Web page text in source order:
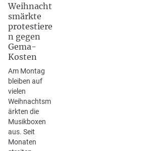
Weihnacht
smärkte
protestiere
n gegen
Gema-
Kosten
Am Montag
bleiben auf
vielen
Weihnachtsm
ärkten die
Musikboxen
aus. Seit
Monaten